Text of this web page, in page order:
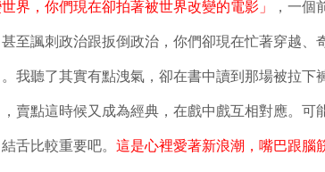
界，你們現在卻拍著被世界改變的電影」 ，一個
至諷刺政治跟扳倒政治，你們卻現在忙著穿越、
我聽了其實有點洩氣，卻在書中讀到那場被拉下
賣點這時候又成為經典，在戲中戲互相對應。可
舌比較重要吧。 這是心裡愛著新浪潮，嘴巴跟腦